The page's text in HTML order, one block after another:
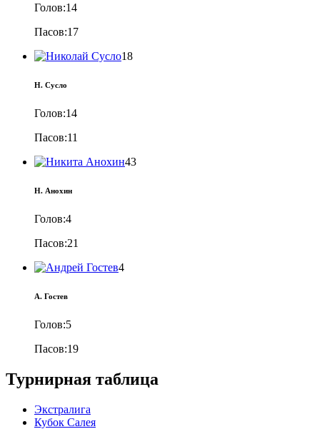
Голов:14
Пасов:17
18
Н. Сусло
Голов:14
Пасов:11
43
Н. Анохин
Голов:4
Пасов:21
4
А. Гостев
Голов:5
Пасов:19
Турнирная таблица
Экстралига
Кубок Салея